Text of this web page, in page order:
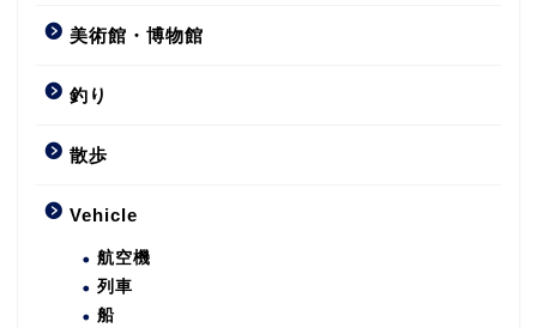
美術館・博物館
釣り
散歩
Vehicle
航空機
列車
船